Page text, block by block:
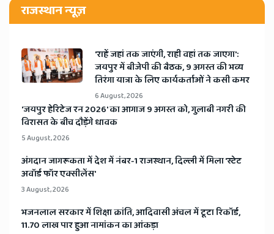
राजस्थान न्यूज़
'राहें जहां तक जाएंगी, राही वहां तक जाएगा':
जयपुर में बीजेपी की बैठक, 9 अगस्त की भव्य
तिरंगा यात्रा के लिए कार्यकर्ताओं ने कसी कमर
6 August, 2026
​'जयपुर हेरिटेज रन 2026' का आगाज 9 अगस्त को, गुलाबी नगरी की
विरासत के बीच दौड़ेंगे धावक
5 August, 2026
अंगदान जागरूकता में देश में नंबर-1 राजस्थान, दिल्ली में मिला 'स्टेट
अवॉर्ड फॉर एक्सीलेंस'
3 August, 2026
भजनलाल सरकार में शिक्षा क्रांति, आदिवासी अंचल में टूटा रिकॉर्ड,
11.70 लाख पार हुआ नामांकन का आंकड़ा